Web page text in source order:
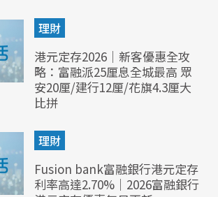
理財
港元定存2026｜新客優惠全攻
略：富融派25厘息全城最高 眾
安20厘/建行12厘/花旗4.3厘大
比拼
理財
Fusion bank富融銀行港元定存
利率高達2.70%｜2026富融銀行